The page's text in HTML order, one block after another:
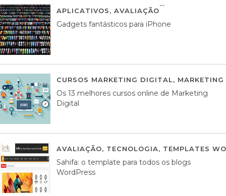
APLICATIVOS, AVALIAÇÃO
Gadgets fantásticos para iPhone
CURSOS MARKETING DIGITAL,
Os 13 melhores cursos online de Marketing
Digital
AVALIAÇÃO, TECNOLOGIA, TEMPLATES
Sahifa: o template para todos os blogs
WordPress